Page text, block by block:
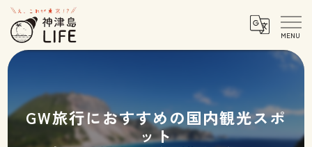
GW旅行におすすめの国内観光スポ
ット